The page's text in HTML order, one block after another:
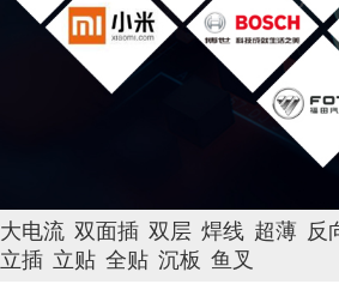
大电流 双面插 双层 焊线 超薄 反
立插 立贴 全贴 沉板 鱼叉